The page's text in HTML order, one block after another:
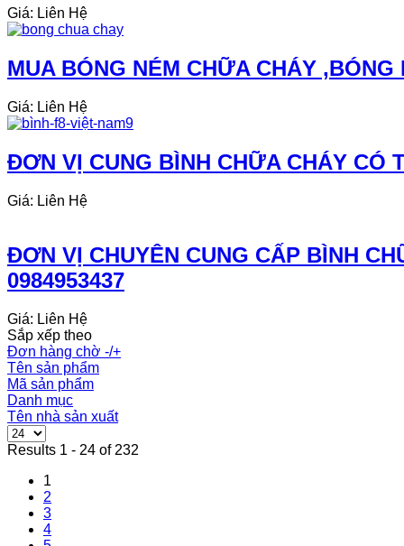
Giá: Liên Hệ
MUA BÓNG NÉM CHỮA CHÁY
Giá: Liên Hệ
ĐƠN VỊ CUNG BÌNH CHỮA CHÁY CÓ
Giá: Liên Hệ
ĐƠN VỊ CHUYÊN CUNG CẤP BÌNH
0984953437
Giá: Liên Hệ
Sắp xếp theo
Đơn hàng chờ -/+
Tên sản phẩm
Mã sản phẩm
Danh mục
Tên nhà sản xuất
Results 1 - 24 of 232
1
2
3
4